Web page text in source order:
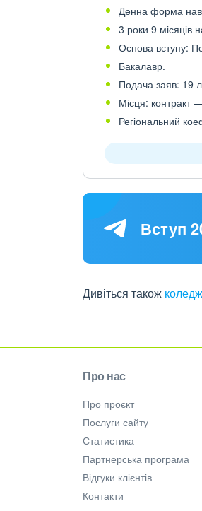
Денна форма
3 роки 9
Основа вступу:
Бакалавр.
Подача заяв: 19
Місця: контракт
Регіональний
Вступ
Дивіться також
Про нас
Про проєкт
Послуги сайту
Статистика
Партнерська програма
Відгуки клієнтів
Контакти